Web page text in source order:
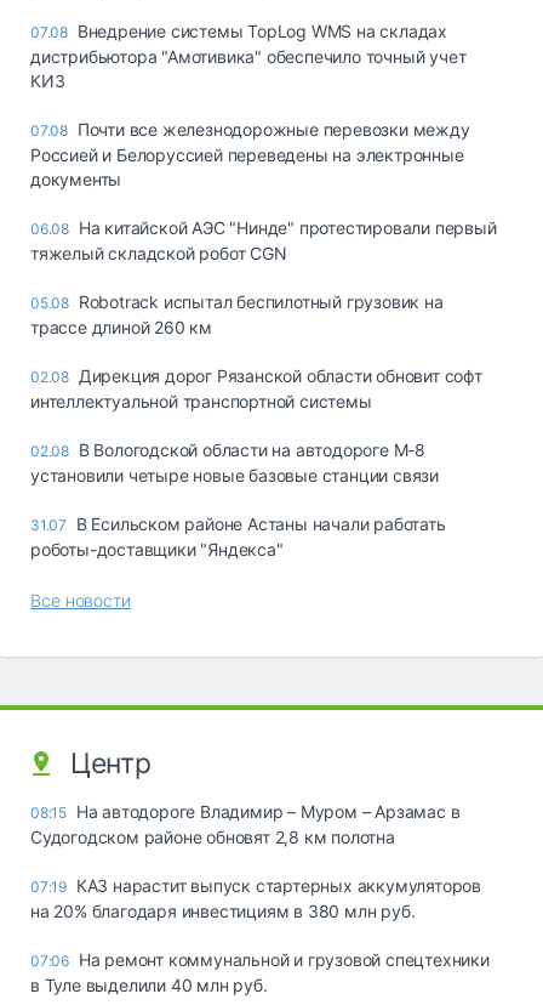
07.08 Внедрение системы TopLog WMS на складах
дистрибьютора "Амотивика" обеспечило точный учет
КИЗ
07.08 Почти все железнодорожные перевозки между
Россией и Белоруссией переведены на электронные
документы
06.08 На китайской АЭС "Нинде" протестировали первый
тяжелый складской робот CGN
05.08 Robotrack испытал беспилотный грузовик на
трассе длиной 260 км
02.08 Дирекция дорог Рязанской области обновит софт
интеллектуальной транспортной системы
02.08 В Вологодской области на автодороге М-8
установили четыре новые базовые станции связи
31.07
В Есильском районе Астаны начали работать
роботы-доставщики "Яндекса"
Все новости
Центр
08:15 На автодороге Владимир – Муром – Арзамас в
Судогодском районе обновят 2,8 км полотна
07:19 КАЗ нарастит выпуск стартерных аккумуляторов
на 20% благодаря инвестициям в 380 млн руб.
07:06 На ремонт коммунальной и грузовой спецтехники
в Туле выделили 40 млн руб.